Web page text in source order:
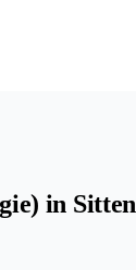
in Sitten